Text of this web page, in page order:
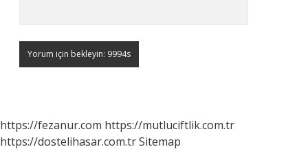
https://fezanur.com https://mutluciftlik.com.tr
https://dostelihasar.com.trSitemap